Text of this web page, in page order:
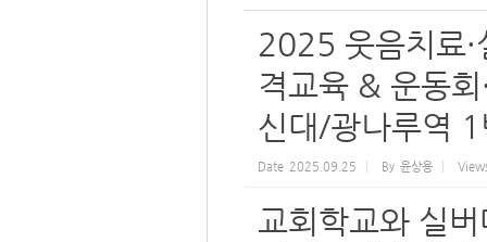
2025 웃음치료·
격교육 & 운동
신대/광나루역
Date 2025.09.25 By 윤상용
교회학교와 실